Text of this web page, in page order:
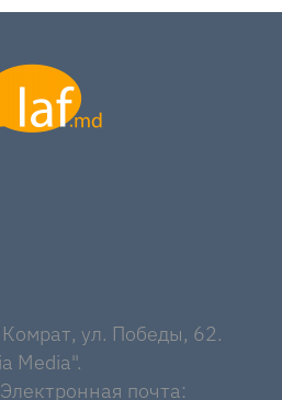
ул. Победы, 62.
Media".
почта: